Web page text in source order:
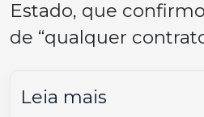
Estado, que
de “qualquer
Leia mais